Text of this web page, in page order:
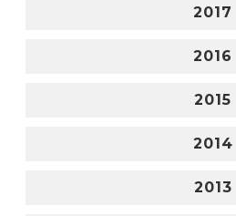
2017
2016
2015
2014
2013